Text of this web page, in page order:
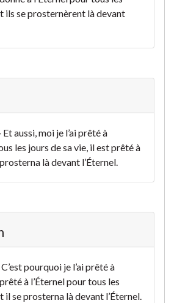
ils se prosternèrent là devant
Et aussi, moi je l’ai prêté à
les jours de sa vie, il est prêté à
là devant l’Éternel.
C’est pourquoi je l’ai prêté à
à l’Éternel pour tous les
il se prosterna là devant l’Éternel.